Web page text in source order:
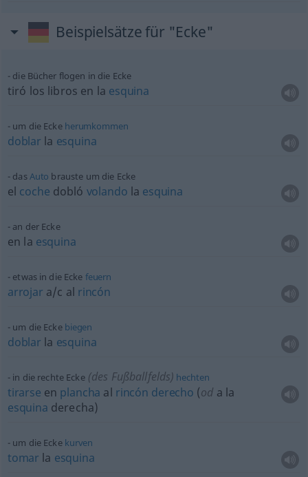
Beispielsätze für "Ecke"
die Bücher flogen in die Ecke
tiró los libros en la esquina
um die Ecke herumkommen
doblar la esquina
dasAuto brauste um die Ecke
el coche dobló volando la esquina
an der Ecke
en la esquina
etwasin die Ecke feuern
arrojar a/c al rincón
um die Ecke biegen
doblar la esquina
in die rechte Ecke(des Fußballfelds) hechten
tirarse en plancha al rincón derecho (od a la
esquina derecha)
um die Ecke kurven
tomar la esquina